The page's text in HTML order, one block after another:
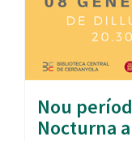
Nou
Nocturna